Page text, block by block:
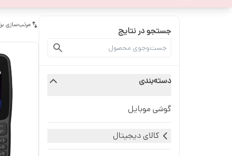
جستجو در نتایج
دسته‌بندی
گوشی موبایل
کالای دیجیتال
مرتب‌سازی